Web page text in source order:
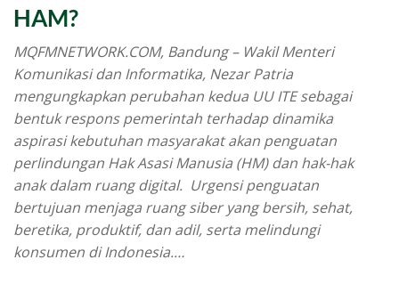
HAM?
MQFMNETWORK.COM, Bandung – Wakil Menteri
Komunikasi dan Informatika, Nezar Patria
mengungkapkan perubahan kedua UU ITE sebagai
bentuk respons pemerintah terhadap dinamika
aspirasi kebutuhan masyarakat akan penguatan
perlindungan Hak Asasi Manusia (HM) dan hak-hak
anak dalam ruang digital. Urgensi penguatan
bertujuan menjaga ruang siber yang bersih, sehat,
beretika, produktif, dan adil, serta melindungi
konsumen di Indonesia.…